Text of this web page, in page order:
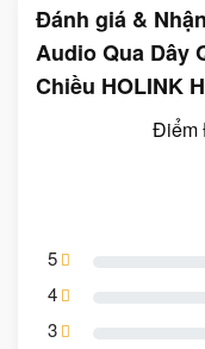
Đánh giá &
Audio Qua Dây
Chiều HOLINK
Điểm
5
4
3